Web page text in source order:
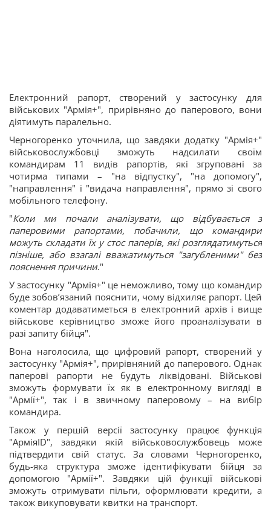
Електронний рапорт, створений у застосунку для
військових "Армія+", прирівняно до паперового, вони
діятимуть паралельно.
Черногоренко уточнила, що завдяки додатку "Армія+"
військовослужбовці зможуть надсилати своїм
командирам 11 видів рапортів, які згруповані за
чотирма типами – "на відпустку", "на допомогу",
"направлення" і "видача направлення", прямо зі свого
мобільного телефону.
"Коли ми почали аналізувати, що відбувається з
паперовими рапортами, побачили, що командири
можуть складати їх у стос паперів, які розглядатимуться
пізніше, або взагалі вважатимуться "загубленими" без
пояснення причини."
У застосунку "Армія+" це неможливо, тому що командир
буде зобовʼязаний пояснити, чому відхиляє рапорт. Цей
коментар додаватиметься в електронний архів і вище
військове керівництво зможе його проаналізувати в
разі запиту бійця".
Вона наголосила, що цифровий рапорт, створений у
застосунку "Армія+", прирівняний до паперового. Однак
паперові рапорти не будуть ліквідовані. Військові
зможуть формувати їх як в електронному вигляді в
"Армії+", так і в звичному паперовому – на вибір
командира.
Також у першій версії застосунку працює функція
"АрміяID", завдяки якій військовослужбовець може
підтвердити свій статус. За словами Черногоренко,
будь-яка структура зможе ідентифікувати бійця за
допомогою "Армії+". Завдяки цій функції військові
зможуть отримувати пільги, оформлювати кредити, а
також викуповувати квитки на транспорт.